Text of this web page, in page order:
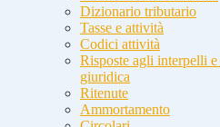
Dizionario tributario
Tasse e attività
Codici attività
Risposte agli interpelli
giuridica
Ritenute
Ammortamento